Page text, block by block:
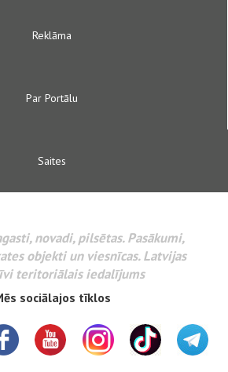
Reklāma
Par Portālu
Saites
novadi, pilsētas. Pasākumi,
objekti un viesnīcas. Latvijas
teritoriālais iedalījums
sociālajos tīklos